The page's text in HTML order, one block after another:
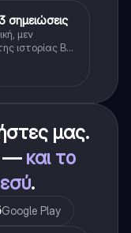
σημειώσεις
μεν
ιστορίας Β
προσοχή και
μας.
— και το
εσύ.
Google Play